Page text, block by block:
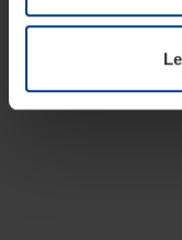
kedykoľvek zmeniť
našej webovej